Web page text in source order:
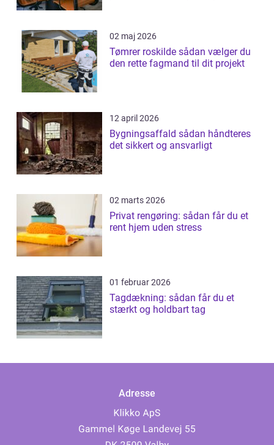
02 maj 2026
Tømrer roskilde sådan vælger du
den rette fagmand til dit projekt
12 april 2026
Bygningsaffald sådan håndteres
det sikkert og ansvarligt
02 marts 2026
Privat rengøring: sådan får du et
rent hjem uden stress
01 februar 2026
Tagdækning: sådan får du et
stærkt og holdbart tag
Adresse